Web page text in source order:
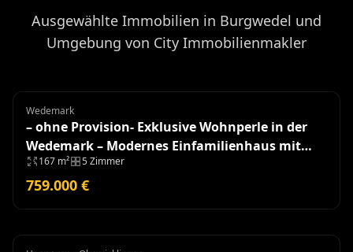
Ausgewählte Immobilien in Burgwedel und
Umgebung von City Immobilienmakler
Einfamilienhaus
Wedemark
– ohne Provision- Exklusive Wohnperle in der
Wedemark – Modernes Einfamilienhaus mit
hochwertiger Ausstattung
167 m² 5 Zimmer
759.000 €